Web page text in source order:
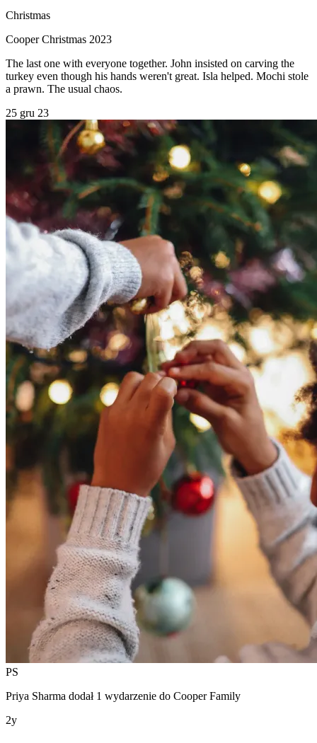
Christmas
Cooper Christmas 2023
The last one with everyone together. John insisted on carving the
turkey even though his hands weren't great. Isla helped. Mochi stole
a prawn. The usual chaos.
25 gru 23
PS
Priya Sharma dodał 1 wydarzenie do Cooper Family
2y